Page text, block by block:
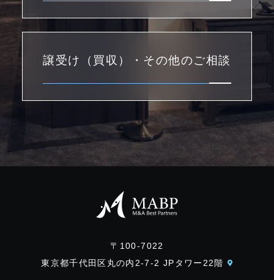
譲受け（買収）・その他のご相談
〒100-7022
東京都千代田区丸の内2-7-2 JPタワー22階